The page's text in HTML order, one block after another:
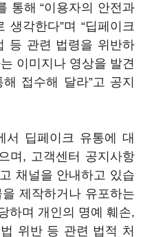
통해 “이용자의 안전과
생각한다”며 “딥페이크
등 관련 법령을 위반하
이미지나 영상을 발견
접수해 달라”고 공지
서 딥페이크 유통에 대
며, 고객센터 공지사항
채널을 안내하고 있습
제작하거나 유포하는
하며 개인의 명예 훼손,
위반 등 관련 법적 처